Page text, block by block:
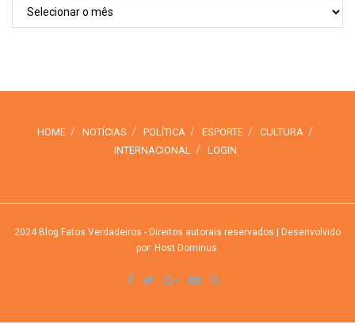
HOME NOTÍCIAS POLÍTICA ESPORTE
CULTURA
INTERNACIONAL
LOGIN
2024Blog Fatos Verdadeiros - Direitos autorais reservados | Desenvolvido
por: Host Dominus.